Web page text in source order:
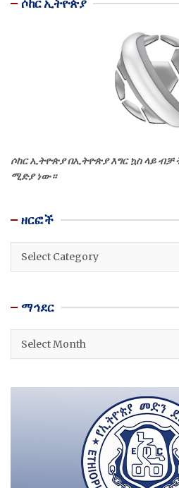
ሶከር ኢትዮጵያ
ሶከር ኢትዮጵያ በኢትዮጵያ እግር ኳስ ላይ ብቻ
ሚድያ ነው።
ዘርፎች
ዘርፎች
ማኅደር
ማኅደር